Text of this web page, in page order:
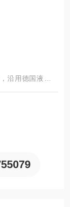
沿用德国液压技
尺寸符合 DIN/SA